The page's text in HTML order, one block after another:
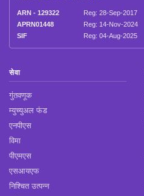
ARN - 129322 Reg: 28-Sep-2017
APRN01448
Reg: 14-Nov-2024
SIF
Reg: 04-Aug-2025
सेवा
गुंतवणूक
म्युच्युअल फंड
एनपीएस
विमा
पीएमएस
एसआयएफ
निश्चित उत्पन्न